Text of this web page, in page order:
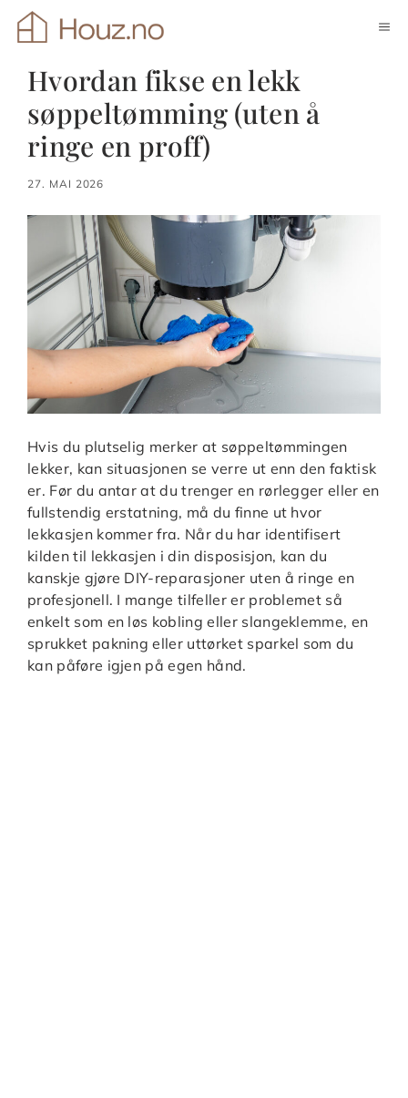
Hopp
Hvordan fikse en lekk
søppeltømming (uten å
ringe en proff)
27. MAI 2026
Hvis du plutselig merker at søppeltømmingen
lekker, kan situasjonen se verre ut enn den faktisk
er. Før du antar at du trenger en rørlegger eller en
fullstendig erstatning, må du finne ut hvor
lekkasjen kommer fra. Når du har identifisert
kilden til lekkasjen i din disposisjon, kan du
kanskje gjøre DIY-reparasjoner uten å ringe en
profesjonell. I mange tilfeller er problemet så
enkelt som en løs kobling eller slangeklemme, en
sprukket pakning eller uttørket sparkel som du
kan påføre igjen på egen hånd.